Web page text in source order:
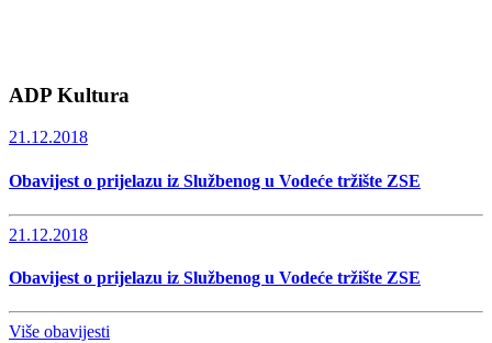
ADP Kultura
21.12.2018
Obavijest o prijelazu iz Službenog u Vodeće tržište ZSE
21.12.2018
Obavijest o prijelazu iz Službenog u Vodeće tržište ZSE
Više obavijesti